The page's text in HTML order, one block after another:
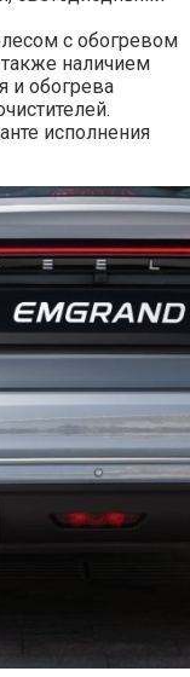
с обогревом
наличием
и обогрева
исполнения